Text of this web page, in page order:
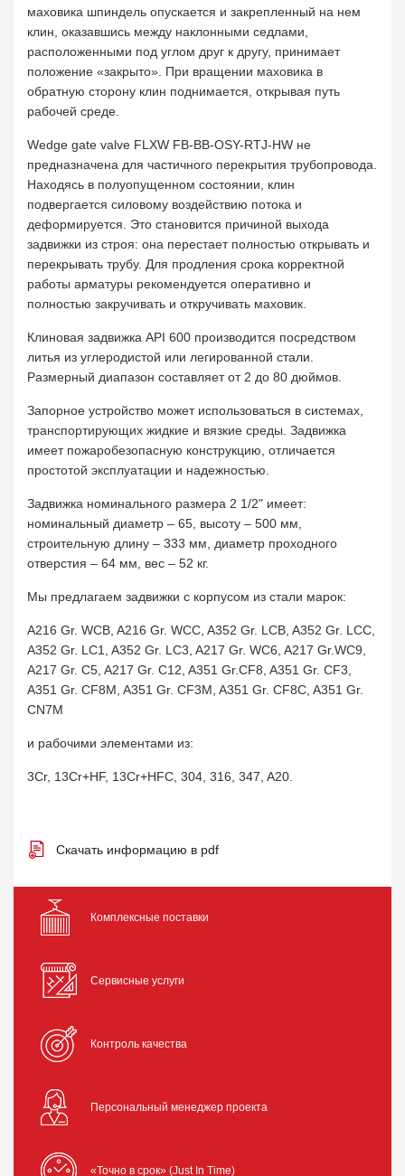
маховика шпиндель опускается и закрепленный на нем
клин, оказавшись между наклонными седлами,
расположенными под углом друг к другу, принимает
положение «закрыто». При вращении маховика в
обратную сторону клин поднимается, открывая путь
рабочей среде.
Wedge gate valve FLXW FB-BB-OSY-RTJ-HW не
предназначена для частичного перекрытия трубопровода.
Находясь в полуопущенном состоянии, клин
подвергается силовому воздействию потока и
деформируется. Это становится причиной выхода
задвижки из строя: она перестает полностью открывать и
перекрывать трубу. Для продления срока корректной
работы арматуры рекомендуется оперативно и
полностью закручивать и откручивать маховик.
Клиновая задвижка API 600 производится посредством
литья из углеродистой или легированной стали.
Размерный диапазон составляет от 2 до 80 дюймов.
Запорное устройство может использоваться в системах,
транспортирующих жидкие и вязкие среды. Задвижка
имеет пожаробезопасную конструкцию, отличается
простотой эксплуатации и надежностью.
Задвижка номинального размера 2 1/2" имеет:
номинальный диаметр – 65, высоту – 500 мм,
строительную длину – 333 мм, диаметр проходного
отверстия – 64 мм, вес – 52 кг.
Мы предлагаем задвижки с корпусом из стали марок:
A216 Gr. WCB, A216 Gr. WCC, A352 Gr. LCB, A352 Gr. LCC,
A352 Gr. LC1, A352 Gr. LC3, A217 Gr. WC6, A217 Gr.WC9,
A217 Gr. C5, A217 Gr. C12, A351 Gr.CF8, A351 Gr. CF3,
A351 Gr. CF8M, A351 Gr. CF3M, A351 Gr. CF8C, A351 Gr.
CN7M
и рабочими элементами из:
3Cr, 13Cr+HF, 13Cr+HFC, 304, 316, 347, A20.
Скачать информацию в pdf
Комплексные поставки
Сервисные услуги
Контроль качества
Персональный менеджер проекта
«Точно в срок» (Just In Time)